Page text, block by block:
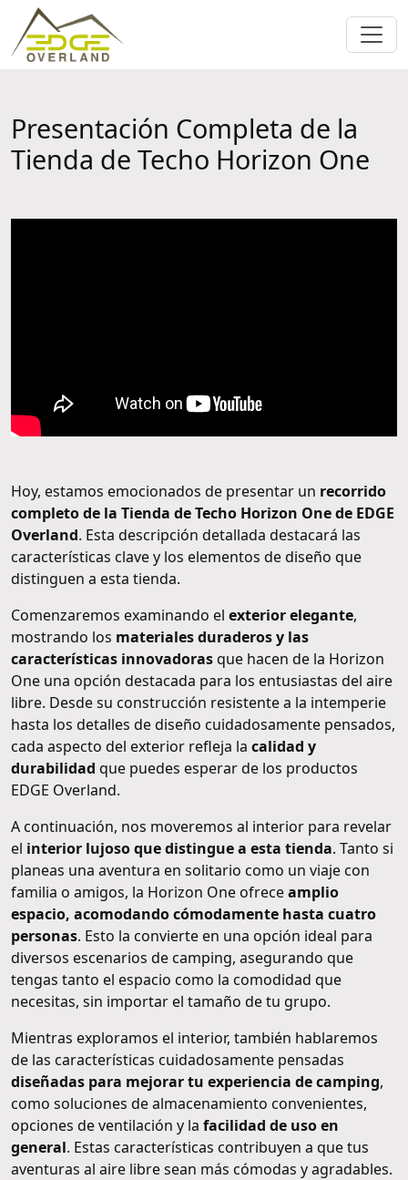
Presentación Completa de la
Tienda de Techo Horizon One
Hoy, estamos emocionados de presentar un recorrido
completo de la Tienda de Techo Horizon One de EDGE
Overland. Esta descripción detallada destacará las
características clave y los elementos de diseño que
distinguen a esta tienda.
Comenzaremos examinando el exterior elegante,
mostrando los materiales duraderos y las
características innovadorasque hacen de la Horizon
One una opción destacada para los entusiastas del aire
libre. Desde su construcción resistente a la intemperie
hasta los detalles de diseño cuidadosamente pensados,
cada aspecto del exterior refleja la calidad y
durabilidad que puedes esperar de los productos
EDGE Overland.
A continuación, nos moveremos al interior para revelar
el interior lujoso que distingue a esta tienda. Tanto si
planeas una aventura en solitario como un viaje con
familia o amigos, la Horizon One ofreceamplio
espacio, acomodando cómodamente hasta cuatro
personas. Esto la convierte en una opción ideal para
diversos escenarios de camping, asegurando que
tengas tanto el espacio como la comodidad que
necesitas, sin importar el tamaño de tu grupo.
Mientras exploramos el interior, también hablaremos
de las características cuidadosamente pensadas
diseñadas para mejorar tu experiencia de camping,
como soluciones de almacenamiento convenientes,
opciones de ventilación y la facilidad de uso en
general. Estas características contribuyen a que tus
aventuras al aire libre sean más cómodas y agradables.